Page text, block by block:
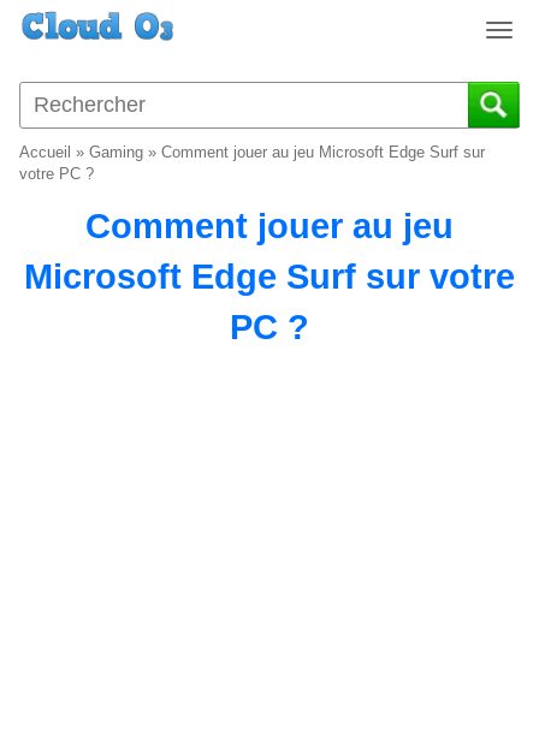
T
g
g
i
Accueil » Gaming » Comment jouer au jeu Microsoft Edge Surf sur
votre PC ?
Comment jouer au jeu
Microsoft Edge Surf sur votre
PC ?